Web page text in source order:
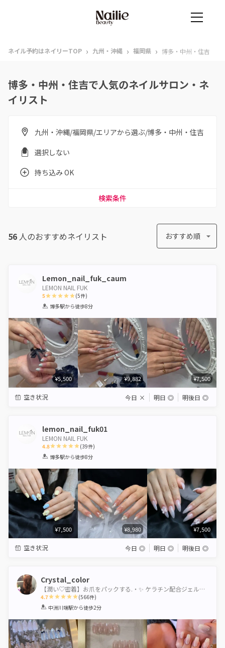
ネイル予約はネイリーTOP › 九州・沖縄 › 福岡県 › 博多・中州・住吉
博多・中州・住吉で人気のネイルサロン・ネ
イリスト
九州・沖縄/福岡県/エリアから選ぶ/博多・中州・住吉
選択しない
持ち込み OK
検索条件
56 人のおすすめネイリスト おすすめ順
Lemon_nail_fuk_caum
LEMON NAIL FUK
5
1 2 3 4 5
(5件)
博多駅から徒歩8分
¥5,500 ¥9,882 ¥7,500
空き状況 今日 × 明日 ◎ 明後日 ◎
lemon_nail_fuk01
LEMON NAIL FUK
4.8
1 2 3 4 5
(39件)
博多駅から徒歩8分
¥7,500 ¥8,980 ¥7,500
空き状況 今日 ◎ 明日 ◎ 明後日 ◎
Crystal_color
【潤い♡密着】お爪をパックする.・✨ ケラチン配合ジェル使用
4.7
1 2 3 4 5
(566件)
中洲川端駅から徒歩2分